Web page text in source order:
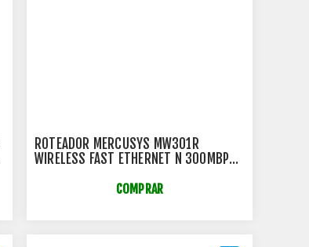
ROTEADOR MERCUSYS MW301R
WIRELESS FAST ETHERNET N 300MBPS
COMPRAR